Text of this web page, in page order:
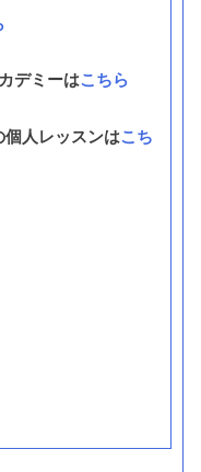
デミーはこちら
人レッスンはこち